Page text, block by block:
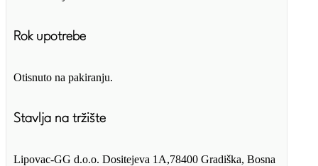
Rok upotrebe
Otisnuto na pakiranju.
Stavlja na tržište
Lipovac-GG d.o.o. Dositejeva 1A,78400 Gradiška, Bosna